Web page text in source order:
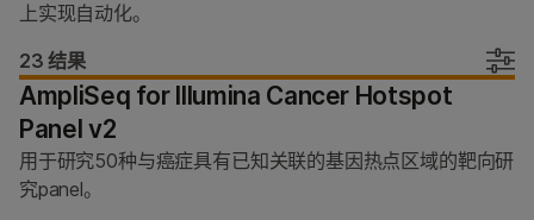
上实现自动化。
23 结果
AmpliSeq for Illumina Cancer Hotspot
Panel v2
用于研究50种与癌症具有已知关联的基因热点区域的靶向研
究panel。